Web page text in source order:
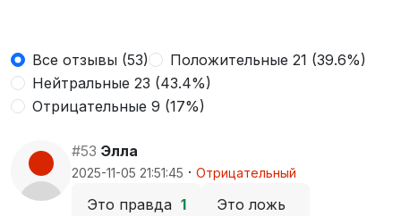
Все отзывы (53)
Положительные 21 (39.6%)
Нейтральные 23 (43.4%)
Отрицательные 9 (17%)
#53 Элла
2025-11-05 21:51:45 · Отрицательный
Это правда 1 Это ложь